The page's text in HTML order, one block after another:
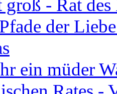
groß - Rat
der
ein müder